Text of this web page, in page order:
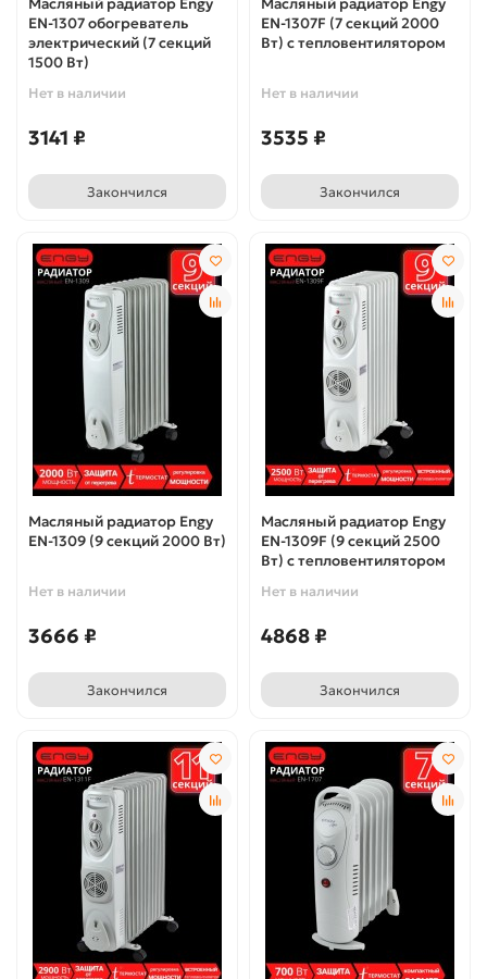
Масляный радиатор Engy
EN-1307 обогреватель
электрический (7 секций
1500 Вт)
Нет в наличии
3141 ₽
Закончился
Масляный радиатор Engy
EN-1307F (7 секций 2000
Вт) с тепловентилятором
Нет в наличии
3535 ₽
Закончился
Масляный радиатор Engy
EN-1309 (9 секций 2000 Вт)
Нет в наличии
3666 ₽
Закончился
Масляный радиатор Engy
EN-1309F (9 секций 2500
Вт) с тепловентилятором
Нет в наличии
4868 ₽
Закончился